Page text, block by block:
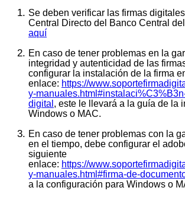
Se deben verificar las firmas
Central Directo del Banco Central
aquí
En caso de tener problemas en la
integridad y autenticidad de las
configurar la instalación de la firma
enlace: https://
y-
digital , este le llevará a la guía de la
Windows o MAC.
En caso de tener problemas con la
en el tiempo, debe configurar el
siguiente
enlace: https://
y-manuales.html#firma-de-
a la configuración para Windows o